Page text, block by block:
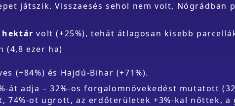
játszik. Visszaesés sehol nem volt, Nógrádban
hektár volt (+25%), tehát átlagosan kisebb
(4,8 ezer ha)
(+84%) és Hajdú-Bihar (+71%).
át adja – 32%-os forgalomnövekedést mutatott
74%-ot ugrott, az erdőterületek +3%-kal nőttek,